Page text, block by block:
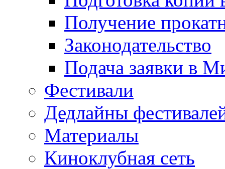
Получение
Законодательство
Подача заявки в
Фестивали
Дедлайны
Материалы
Киноклубная сеть